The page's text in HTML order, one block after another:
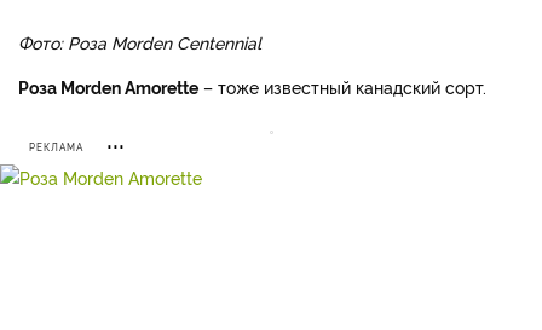
Фото: Роза Morden Centennial
Роза Morden Amorette – тоже известный канадский сорт.
РЕКЛАМА